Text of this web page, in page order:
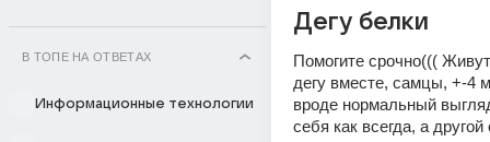
В ТОПЕ НА ОТВЕТАХ
Информационные технологии
Дегу белки
Помогите срочно(((
дегу вместе, самцы, +-4
вроде нормальный
себя как всегда, а другой